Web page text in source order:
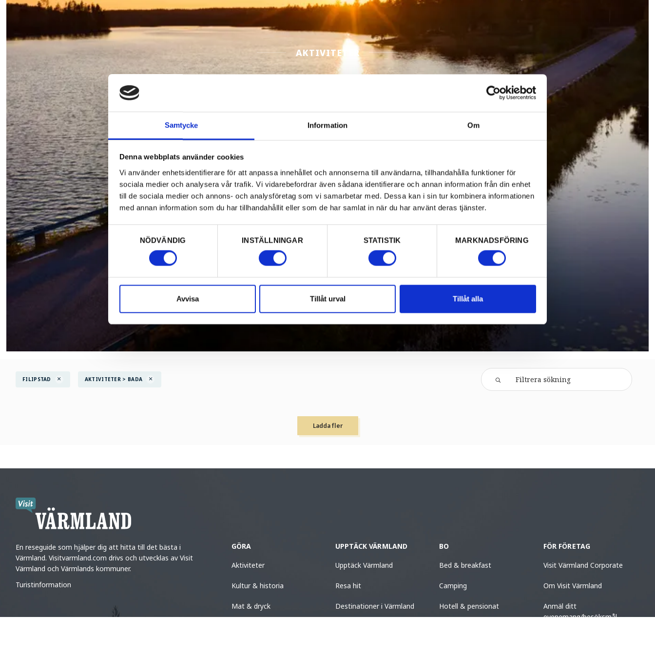
Samtycke Information Om
Denna webbplats använder cookies
Vi använder enhetsidentifierare för att anpassa innehållet och annonserna till användarna, tillhandahålla funktioner för
sociala medier och analysera vår trafik. Vi vidarebefordrar även sådana identifierare och annan information från din enhet
till de sociala medier och annons- och analysföretag som vi samarbetar med. Dessa kan i sin tur kombinera informationen
med annan information som du har tillhandahållit eller som de har samlat in när du har använt deras tjänster.
NÖDVÄNDIG
INSTÄLLNINGAR STATISTIK MARKNADSFÖRING
Avvisa Tillåt urval Tillåt alla
AKTIVITETER
FILIPSTAD AKTIVITETER > BADA
Ladda fler
En reseguide som hjälper dig att hitta till det bästa i
Värmland. Visitvarmland.com drivs och utvecklas av Visit
Värmland och Värmlands kommuner.
Turistinformation
GÖRA
Aktiviteter
Kultur & historia
Mat & dryck
UPPTÄCK VÄRMLAND
Upptäck Värmland
Resa hit
Destinationer i Värmland
BO
Bed & breakfast
Camping
Hotell & pensionat
FÖR FÖRETAG
Visit Värmland Corporate
Om Visit Värmland
Anmäl ditt
evenemang/besöksmål